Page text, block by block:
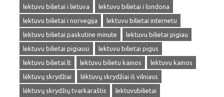
lektuvu bilietai i lietuva
lektuvu bilietai i londona
lektuvu bilietai i norvegija
lektuvu bilietai internetu
lektuvu bilietai paskutine minute
lektuvu bilietai pigiau
lektuvu bilietai pigiausi
lektuvu bilietai pigus
lektuvu bilietai.lt
lektuvu bilietu kainos
lektuvu kainos
lėktuvų skrydžiai
lėktuvų skrydžiai iš vilniaus
lėktuvų skrydžių tvarkaraštis
lektuvubilietai